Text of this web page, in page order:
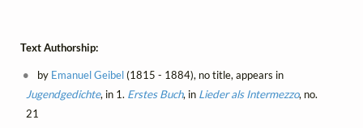
Text Authorship:
by Emanuel Geibel(1815 - 1884), no title, appears in
Jugendgedichte, in 1. Erstes Buch, in Lieder als Intermezzo, no.
21